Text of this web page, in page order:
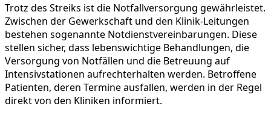
Trotz des Streiks ist die Notfallversorgung gewährleistet.
Zwischen der Gewerkschaft und den Klinik-Leitungen
bestehen sogenannte Notdienstvereinbarungen. Diese
stellen sicher, dass lebenswichtige Behandlungen, die
Versorgung von Notfällen und die Betreuung auf
Intensivstationen aufrechterhalten werden. Betroffene
Patienten, deren Termine ausfallen, werden in der Regel
direkt von den Kliniken informiert.